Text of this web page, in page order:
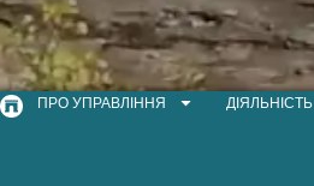
ПРО УПРАВЛІННЯ ДІЯЛЬНІСТЬ